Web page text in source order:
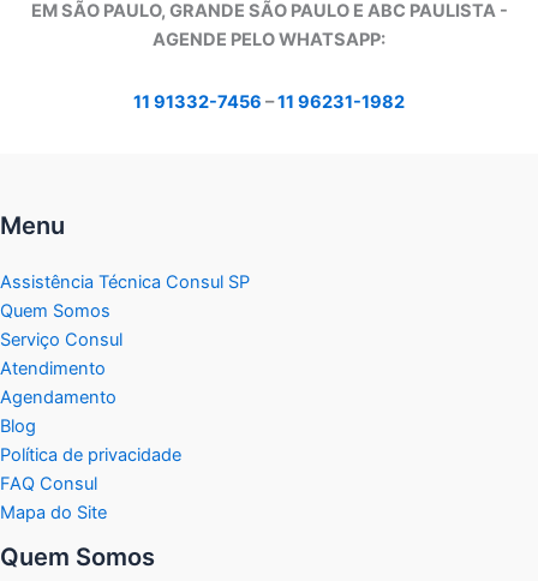
EM SÃO PAULO, GRANDE SÃO PAULO E ABC PAULISTA -
AGENDE PELO WHATSAPP:
11 91332-7456 –11 96231-1982
Menu
Assistência Técnica Consul SP
Quem Somos
Serviço Consul
Atendimento
Agendamento
Blog
Política de privacidade
FAQ Consul
Mapa do Site
Quem Somos